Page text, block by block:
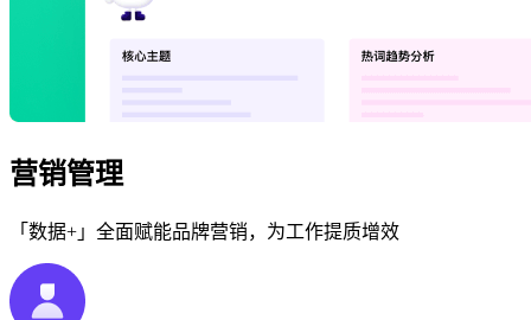
营销管理
「数据+」全面赋能品牌营销，为工作提质增效